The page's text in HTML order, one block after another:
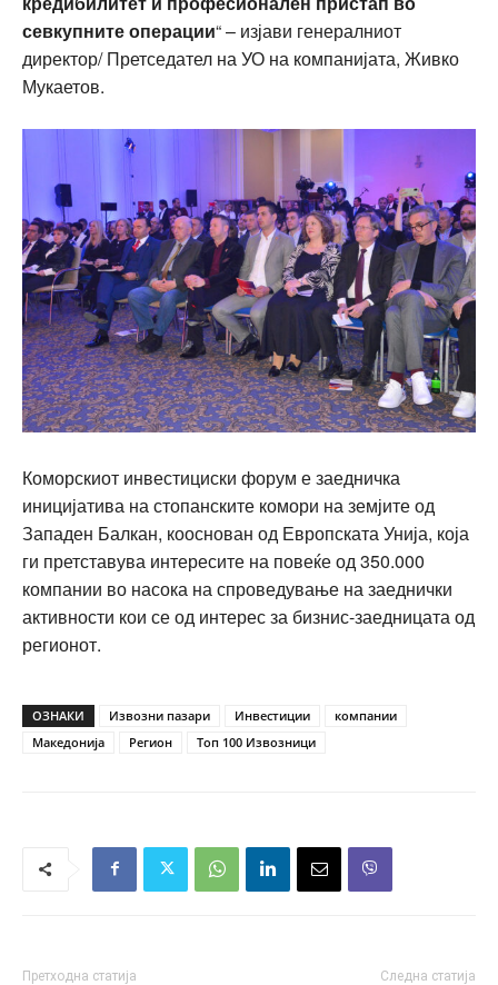
севкупните операции“ – изјави генералниот
директор/ Претседател на УО на компанијата, Живко
Мукаетов.
Коморскиот инвестициски форум е заедничка
иницијатива на стопанските комори на земјите од
Западен Балкан, кооснован од Европската Унија, која
ги претставува интересите на повеќе од 350.000
компании во насока на спроведување на заеднички
активности кои се од интерес за бизнис-заедницата од
регионот.
ОЗНАКИ Извозни пазари Инвестиции
компании
Македонија
Регион Топ 100 Извозници
Претходна статија Следна статија